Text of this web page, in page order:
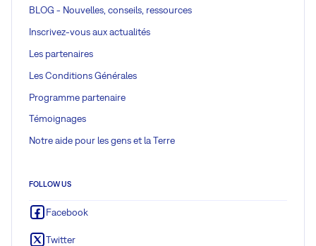
BLOG - Nouvelles, conseils, ressources
Inscrivez-vous aux actualités
Les partenaires
Les Conditions Générales
Programme partenaire
Témoignages
Notre aide pour les gens et la Terre
FOLLOW US
Facebook
Twitter